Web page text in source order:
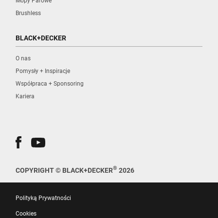
Brushless
BLACK+DECKER
O nas
Pomysły + Inspiracje
Współpraca + Sponsoring
Kariera
COPYRIGHT © BLACK+DECKER® 2026
Polityką Prywatności
Cookies